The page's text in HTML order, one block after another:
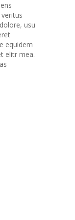
usu
equidem
elitr mea.